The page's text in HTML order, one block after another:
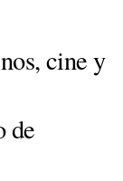
cine y
de